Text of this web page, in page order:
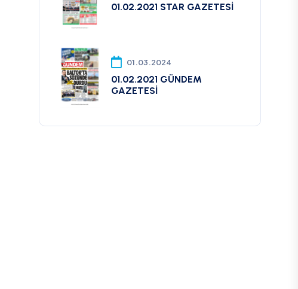
01.02.2021 STAR GAZETESİ
01.03.2024
01.02.2021 GÜNDEM
GAZETESİ